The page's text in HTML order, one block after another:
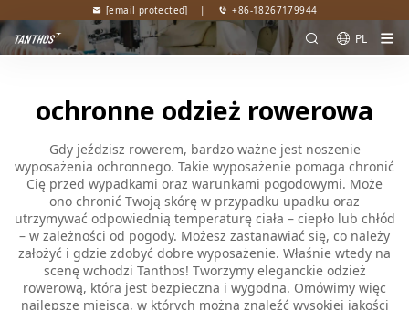
[email protected] | +86-18267179944
PL
ochronne odzież rowerowa
Gdy jeździsz rowerem, bardzo ważne jest noszenie
wyposażenia ochronnego. Takie wyposażenie pomaga chronić
Cię przed wypadkami oraz warunkami pogodowymi. Może
ono chronić Twoją skórę w przypadku upadku oraz
utrzymywać odpowiednią temperaturę ciała – ciepło lub chłód
– w zależności od pogody. Możesz zastanawiać się, co należy
założyć i gdzie zdobyć dobre wyposażenie. Właśnie wtedy na
scenę wchodzi Tanthos! Tworzymy eleganckie odzież
rowerową, która jest bezpieczna i wygodna. Omówimy więc
najlepsze miejsca, w których można znaleźć wysokiej jakości